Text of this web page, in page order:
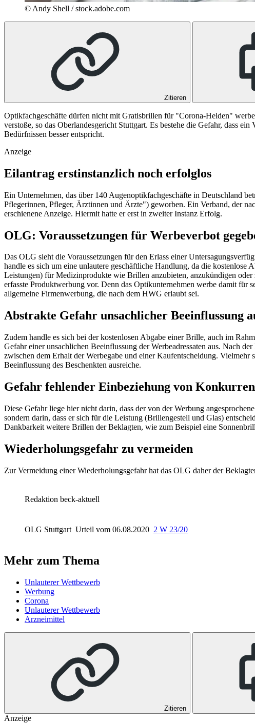
© Andy Shell / stock.adobe.com
Zitieren
Optikfachgeschäfte dürfen nicht mit Gratisbrillen für "Corona-Helden"
verstoße, so das Oberlandesgericht Stuttgart. Es bestehe die Gefahr, dass
Bedürfnissen besser entspricht.
Anzeige
Eilantrag erstinstanzlich noch erfolglos
Ein Unternehmen, das über 140 Augenoptikfachgeschäfte in Deutschland
Pflegerinnen, Pfleger, Ärztinnen und Ärzte") geworben. Ein Verband, der
erschienene Anzeige. Hiermit hatte er erst in zweiter Instanz Erfolg.
OLG: Voraussetzungen für Werbeverbot
Das OLG sieht die Voraussetzungen für den Erlass einer
handle es sich um eine unlautere geschäftliche Handlung, da die kostenlose
Leistungen) für Medizinprodukte wie Brillen anzubieten, anzukündigen
erfasste Produktwerbung vor. Denn das Optikunternehmen werbe damit für
allgemeine Firmenwerbung, die nach dem HWG erlaubt sei.
Abstrakte Gefahr unsachlicher Beeinflussung
Zudem handle es sich bei der kostenlosen Abgabe einer Brille, auch im
Gefahr einer unsachlichen Beeinflussung der Werbeadressaten aus. Nach der
zwischen dem Erhalt der Werbegabe und einer Kaufentscheidung.
Beeinflussung des Beschenkten ausreiche.
Gefahr fehlender Einbeziehung von
Diese Gefahr liege hier nicht darin, dass der von der Werbung
sondern darin, dass er sich für die Leistung (Brillengestell und Glas)
Dankbarkeit weitere Brillen der Beklagten, wie zum Beispiel eine
Wiederholungsgefahr zu vermeiden
Zur Vermeidung einer Wiederholungsgefahr hat das OLG daher der
Redaktion beck-aktuell
OLG Stuttgart Urteil vom 06.08.2020 2 W 23/20
Mehr zum Thema
Unlauterer Wettbewerb
Werbung
Corona
Unlauterer Wettbewerb
Arzneimittel
Zitieren
Anzeige